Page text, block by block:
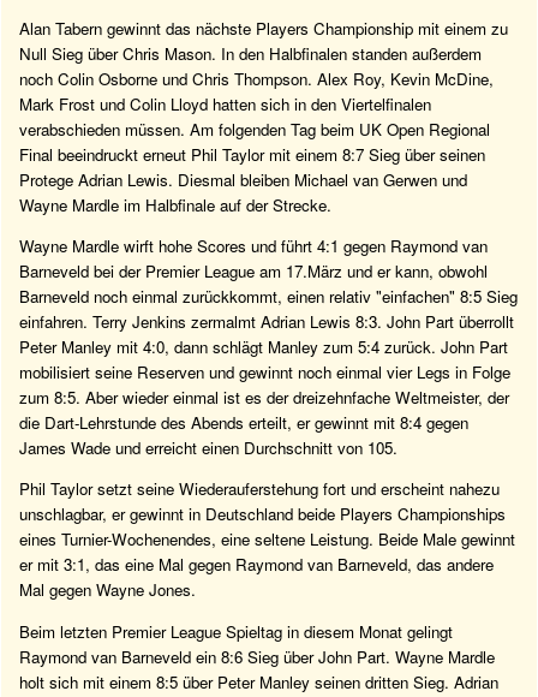
Alan Tabern gewinnt das nächste Players Championship mit einem zu
Null Sieg über Chris Mason. In den Halbfinalen standen außerdem
noch Colin Osborne und Chris Thompson. Alex Roy, Kevin McDine,
Mark Frost und Colin Lloyd hatten sich in den Viertelfinalen
verabschieden müssen. Am folgenden Tag beim UK Open Regional
Final beeindruckt erneut Phil Taylor mit einem 8:7 Sieg über seinen
Protege Adrian Lewis. Diesmal bleiben Michael van Gerwen und
Wayne Mardle im Halbfinale auf der Strecke.
Wayne Mardle wirft hohe Scores und führt 4:1 gegen Raymond van
Barneveld bei der Premier League am 17.März und er kann, obwohl
Barneveld noch einmal zurückkommt, einen relativ "einfachen" 8:5 Sieg
einfahren. Terry Jenkins zermalmt Adrian Lewis 8:3. John Part überrollt
Peter Manley mit 4:0, dann schlägt Manley zum 5:4 zurück. John Part
mobilisiert seine Reserven und gewinnt noch einmal vier Legs in Folge
zum 8:5. Aber wieder einmal ist es der dreizehnfache Weltmeister, der
die Dart-Lehrstunde des Abends erteilt, er gewinnt mit 8:4 gegen
James Wade und erreicht einen Durchschnitt von 105.
Phil Taylor setzt seine Wiederauferstehung fort und erscheint nahezu
unschlagbar, er gewinnt in Deutschland beide Players Championships
eines Turnier-Wochenendes, eine seltene Leistung. Beide Male gewinnt
er mit 3:1, das eine Mal gegen Raymond van Barneveld, das andere
Mal gegen Wayne Jones.
Beim letzten Premier League Spieltag in diesem Monat gelingt
Raymond van Barneveld ein 8:6 Sieg über John Part. Wayne Mardle
holt sich mit einem 8:5 über Peter Manley seinen dritten Sieg. Adrian